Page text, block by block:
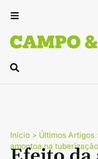
Início > Últimos Artigos
amontoa na